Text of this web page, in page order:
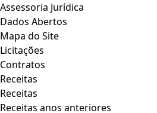
Assessoria Jurídica
Dados Abertos
Mapa do Site
Licitações
Contratos
Receitas
Receitas
Receitas anos anteriores